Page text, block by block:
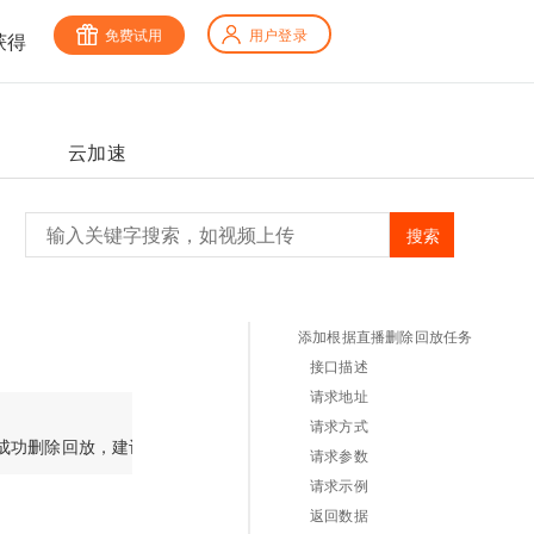
得 免费试用 用户登录
云加速
添加根据直播删除回放任务
接口描述
请求地址
请求方式
请求参数
请求示例
返回数据
搜索